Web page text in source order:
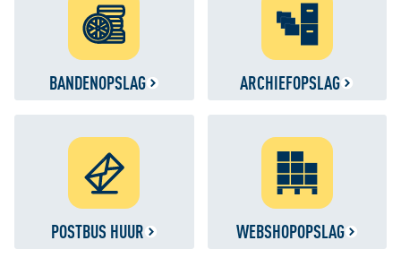
BANDENOPSLAG ARCHIEFOPSLAG
POSTBUS HUUR WEBSHOPOPSLAG